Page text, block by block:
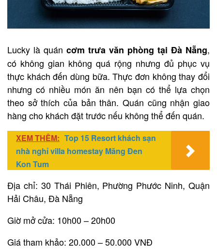
Lucky là quán cơm trưa văn phòng tại Đà Nẵng,
có không gian không quá rộng nhưng đủ phục vụ
thực khách đến dùng bữa. Thực đơn không thay đổi
nhưng có nhiều món ăn nên bạn có thể lựa chọn
theo sở thích của bản thân. Quán cũng nhận giao
hàng cho khách đặt trước nếu không thể đến quán.
XEM THÊM: Top 15 Resort khách sạn
nhà nghỉ villa homestay Măng Đen
Kon Tum
Địa chỉ: 30 Thái Phiên, Phường Phước Ninh, Quận
Hải Châu, Đà Nẵng
Giờ mở cửa: 10h00 – 20h00
Giá tham khảo: 20.000 – 50.000 VNĐ